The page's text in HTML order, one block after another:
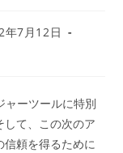
年7月12日
ーツールに特別
て、この次のア
信頼を得るために